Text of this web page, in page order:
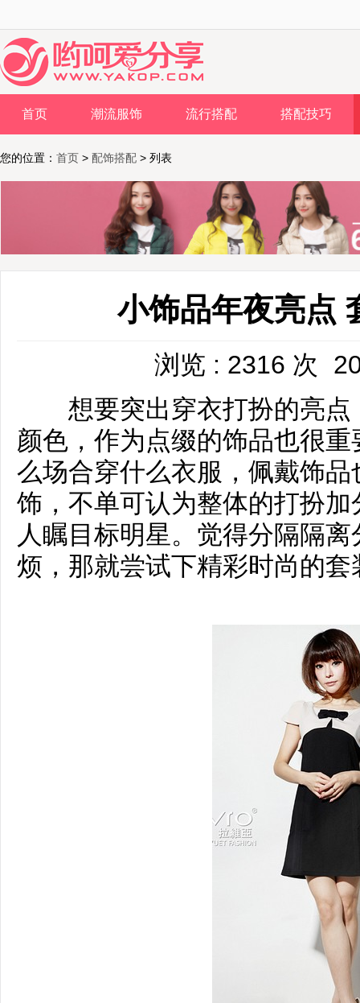
首页 潮流服饰 流行搭配 搭配技巧
您的位置： 首页 > 配饰搭配 > 列表
小饰品年夜亮点
浏览 : 2316 次
想要突出穿衣打扮的亮点
颜色，作为点缀的饰品也很
么场合穿什么衣服，佩戴饰
饰，不单可认为整体的打扮
人瞩目标明星。觉得分隔隔
烦，那就尝试下精彩时尚的套